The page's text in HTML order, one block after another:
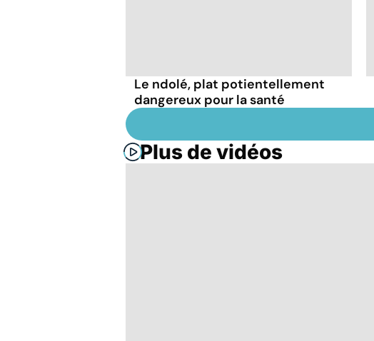
Le ndolé, plat potientellement
dangereux pour la santé
Plus de vidéos